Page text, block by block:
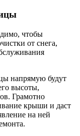
чтобы
от снега,
напрямую будут
высоты,
Грамотно
крыши и даст
на ней